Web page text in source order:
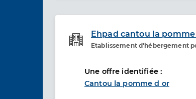
Ehpad cantou la
Etablissement d'hébergement
Etablissement de
Une offre identifiée :
Cantou la pomme d or